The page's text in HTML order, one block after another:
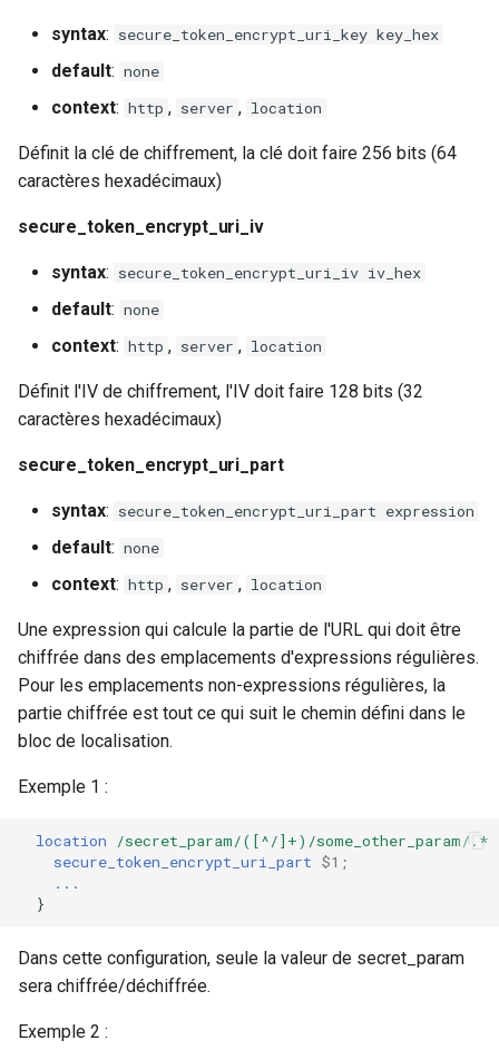
syntax: secure_token_encrypt_uri_key key_hex
default: none
context: http , server , location
Définit la clé de chiffrement, la clé doit faire 256 bits (64
caractères hexadécimaux)
secure_token_encrypt_uri_iv
syntax: secure_token_encrypt_uri_iv iv_hex
default: none
context: http , server , location
Définit l'IV de chiffrement, l'IV doit faire 128 bits (32
caractères hexadécimaux)
secure_token_encrypt_uri_part
syntax: secure_token_encrypt_uri_part expression
default: none
context: http , server , location
Une expression qui calcule la partie de l'URL qui doit être
chiffrée dans des emplacements d'expressions régulières.
Pour les emplacements non-expressions régulières, la
partie chiffrée est tout ce qui suit le chemin défini dans le
bloc de localisation.
Exemple 1 :
location /secret_param/([^/]+)/some_other_param/.*
secure_token_encrypt_uri_part $1 ;
...
}
Dans cette configuration, seule la valeur de secret_param
sera chiffrée/déchiffrée.
Exemple 2 :